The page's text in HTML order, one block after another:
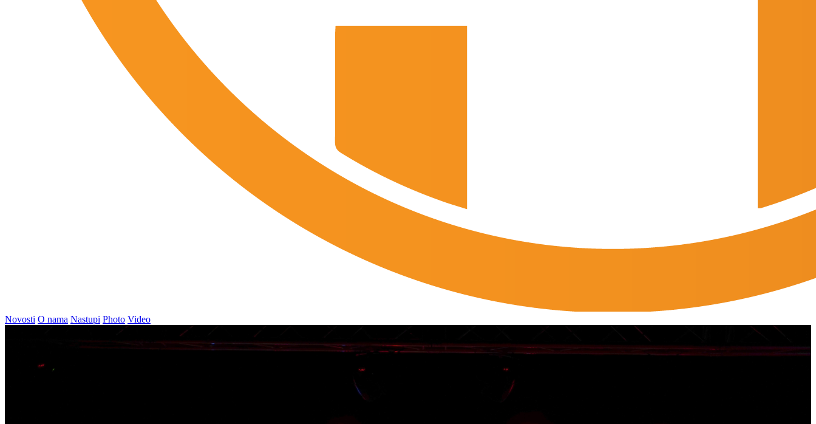
Novosti O nama Nastupi Photo Video